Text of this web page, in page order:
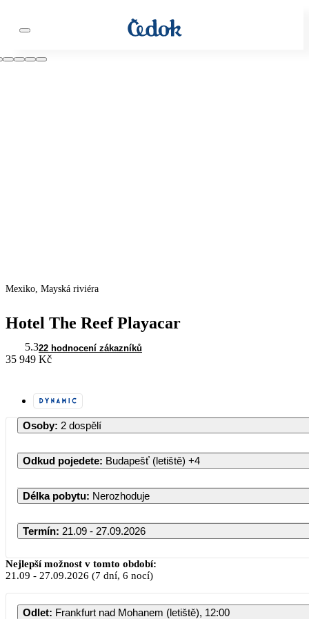
Mexiko, Mayská riviéra
Hotel The Reef Playacar
5.322 hodnocení zákazníků
35 949 Kč
Osoby: 2 dospělí
Odkud pojedete: Budapešť (letiště) +4
Délka pobytu: Nerozhoduje
Termín: 21.09 - 27.09.2026
Nejlepší možnost v tomto období:
21.09 - 27.09.2026 (7 dní, 6 nocí)
Odlet: Frankfurt nad Mohanem (letiště), 12:00